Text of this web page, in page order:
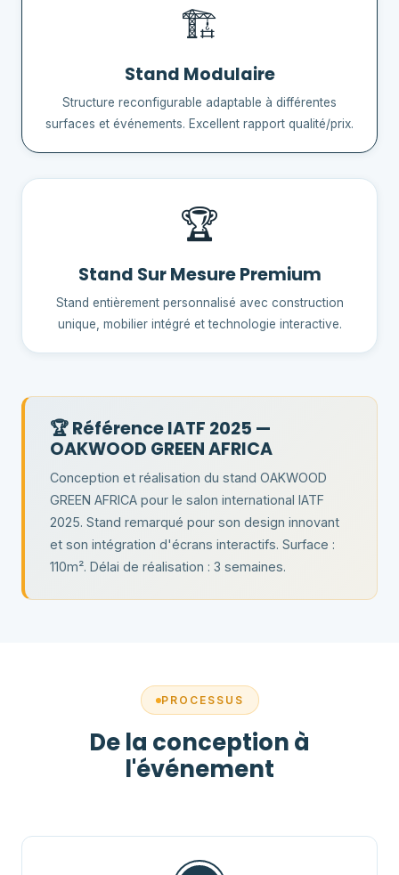
🏗️
Stand Modulaire
Structure reconfigurable adaptable à différentes
surfaces et événements. Excellent rapport qualité/prix.
🏆
Stand Sur Mesure Premium
Stand entièrement personnalisé avec construction
unique, mobilier intégré et technologie interactive.
🏆 Référence IATF 2025 —
OAKWOOD GREEN AFRICA
Conception et réalisation du stand OAKWOOD
GREEN AFRICA pour le salon international IATF
2025. Stand remarqué pour son design innovant
et son intégration d'écrans interactifs. Surface :
110m². Délai de réalisation : 3 semaines.
PROCESSUS
De la conception à
l'événement